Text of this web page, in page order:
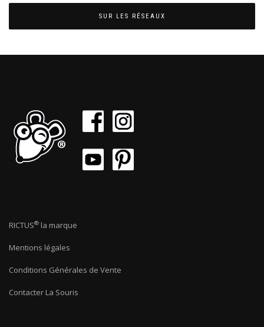
SUR LES RÉSEAUX
RICTUS® la marque
Mentions légales
Conditions Générales de Vente
Contacter La Souris